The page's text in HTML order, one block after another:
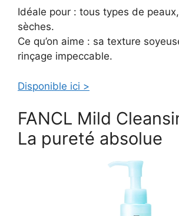
Idéale pour : tous types de
sèches.
Ce qu’on aime : sa texture
rinçage impeccable.
Disponible ici >
FANCL Mild
La pureté absolue